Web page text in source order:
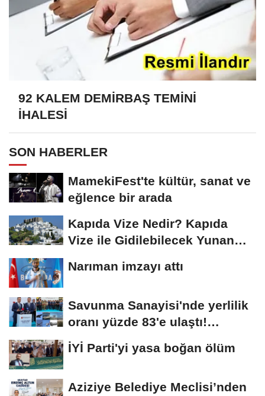
92 KALEM DEMİRBAŞ TEMİNİ
İHALESİ
SON HABERLER
MamekiFest'te kültür, sanat ve
eğlence bir arada
Kapıda Vize Nedir? Kapıda
Vize ile Gidilebilecek Yunan
Narıman imzayı attı
Savunma Sanayisi'nde yerlilik
oranı yüzde 83'e ulaştı!
Erzurum da...
İYİ Parti'yi yasa boğan ölüm
Aziziye Belediye Meclisi’nden